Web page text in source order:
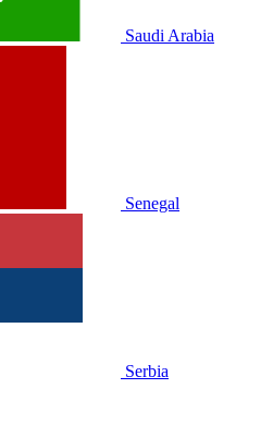
Saudi Arabia
Senegal
Serbia